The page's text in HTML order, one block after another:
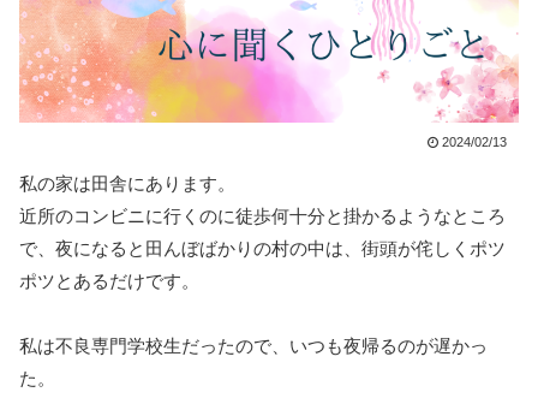
2024/02/13
私の家は田舎にあります。
近所のコンビニに行くのに徒歩何十分と掛かるようなところ
で、夜になると田んぼばかりの村の中は、街頭が侘しくポツ
ポツとあるだけです。
私は不良専門学校生だったので、いつも夜帰るのが遅かっ
た。